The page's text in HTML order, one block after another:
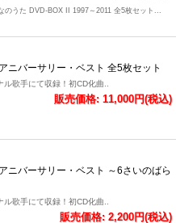
のうた DVD-BOX II 1997～2011 全5枚セット...
ニバーサリー・ベスト 全5枚セット
歌手にて収録！初CD化曲..
販売価格: 11,000円(税込)
ニバーサリー・ベスト ～6さいのばら
歌手にて収録！初CD化曲..
販売価格: 2,200円(税込)